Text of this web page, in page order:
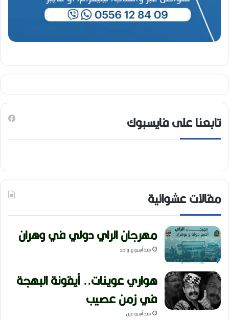
تابعنا على فايسبوك
مقالات عشوائية
مهرجان الراي دولي في وهران
منذ أسبوع واحد
هواري عوينات.. أيقونة البهجة
في زمن عصيب
منذ أسبوعين